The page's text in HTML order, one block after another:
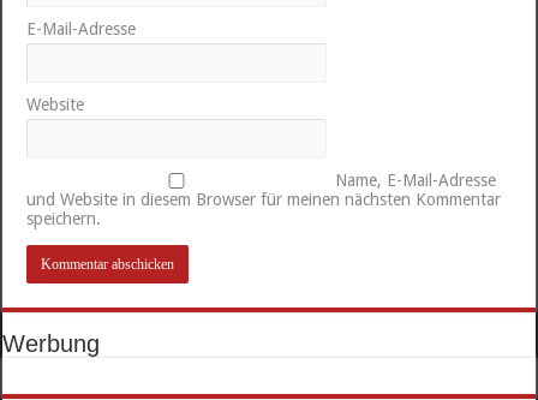
E-Mail-Adresse
Website
Name, E-Mail-Adresse
und Website in diesem Browser für meinen nächsten Kommentar
speichern.
Werbung